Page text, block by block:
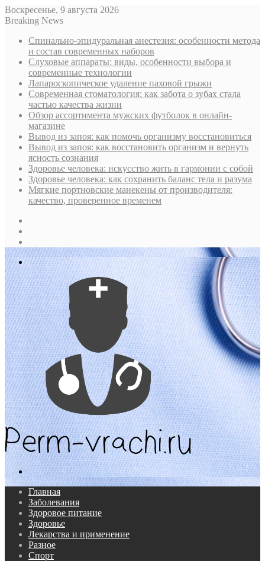
Воскресенье, 9 августа 2026
Breaking News
Спинально-эпидуральная анестезия: особенности метода
и состав современных наборов
Слуховые аппараты: виды, особенности выбора и
современные технологии
Лапароскопическое удаление паховой грыжи
Современная стоматология: как забота о зубах стала
частью качества жизни
Обзор ассортимента мужских футболок в онлайн-
магазине
Вывод из запоя: как помочь организму восстановиться
Вывод из запоя: как восстановить организм и вернуть
ясность сознания
Здоровье человека: искусство жить в гармонии с собой
Здоровье человека: как сохранить баланс тела и разума
Мягкие портновские манекены от производителя:
качество, проверенное временем
In
Меню
Поиск...
Главная
Заболевания
Здоровое питание
Здоровье
Лекарства и применение
Разное
Спорт